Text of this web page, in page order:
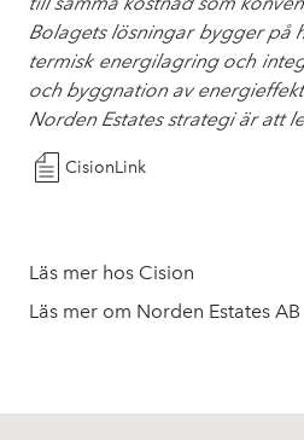
Bolagets lösningar bygger på
termisk energilagring och
och byggnation av
Norden Estates strategi är att
CisionLink
Läs mer hos Cision
Läs mer om Norden Estates AB